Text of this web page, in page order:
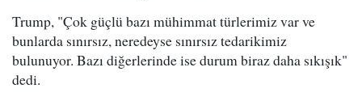
Trump, "Çok güçlü bazı mühimmat türlerimiz var ve
bunlarda sınırsız, neredeyse sınırsız tedarikimiz
bulunuyor. Bazı diğerlerinde ise durum biraz daha sıkışık"
dedi.